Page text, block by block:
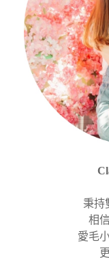
秉持
相
愛毛